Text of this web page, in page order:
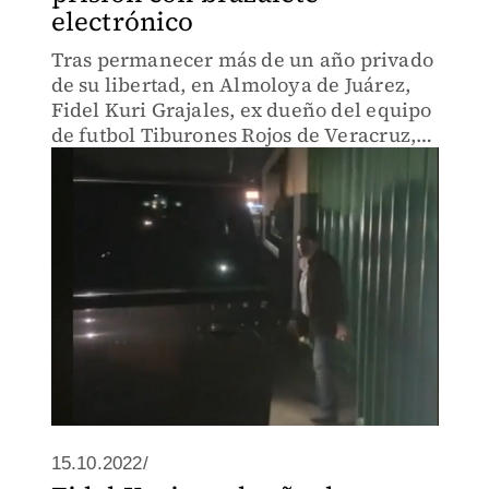
electrónico
Tras permanecer más de un año privado
de su libertad, en Almoloya de Juárez,
Fidel Kuri Grajales, ex dueño del equipo
de futbol Tiburones Rojos de Veracruz,
fue liberado ayer por la noche bajo la
condición de la portación de un
brazalete electrónico
15.10.2022/